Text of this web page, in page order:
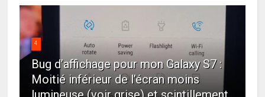
4
Bug d’affichage pour mon Galaxy S7 :
Moitié inférieur de l’écran moins